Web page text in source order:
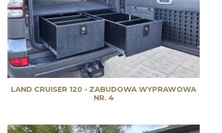
LAND CRUISER 120 - ZABUDOWA WYPRAWOWA
NR. 4